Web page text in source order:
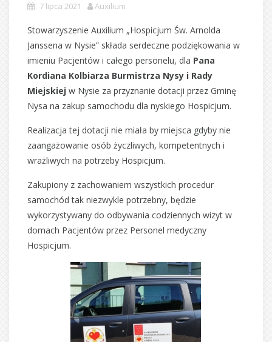
7 lipca 2021 Auxilium
Stowarzyszenie Auxilium „Hospicjum Św. Arnolda
Janssena w Nysie” składa serdeczne podziękowania w
imieniu Pacjentów i całego personelu, dla Pana
Kordiana Kolbiarza Burmistrza Nysy i Rady
Miejskiej w Nysie za przyznanie dotacji przez Gminę
Nysa na zakup samochodu dla nyskiego Hospicjum.
Realizacja tej dotacji nie miała by miejsca gdyby nie
zaangażowanie osób życzliwych, kompetentnych i
wrażliwych na potrzeby Hospicjum.
Zakupiony z zachowaniem wszystkich procedur
samochód tak niezwykle potrzebny, będzie
wykorzystywany do odbywania codziennych wizyt w
domach Pacjentów przez Personel medyczny
Hospicjum.